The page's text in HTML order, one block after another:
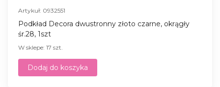
Artykuł: 0932551
Podkład Decora dwustronny złoto czarne, okrągły
śr.28, 1szt
W sklepe: 17 szt.
Dodaj do koszyka